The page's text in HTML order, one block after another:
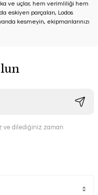
ve uçlar, hem verimliliği hem
eskiyen parçaları, Lodos
kesmeyin, ekipmanlarınızı
ve dilediğiniz zaman